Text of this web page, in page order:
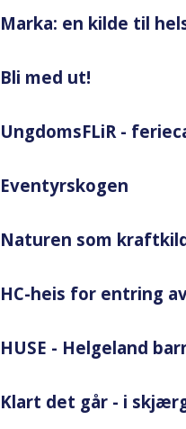
Marka: en kilde til
Bli med ut!
UngdomsFLiR -
Eventyrskogen
Naturen som
HC-heis for entring
HUSE - Helgeland
Klart det går - i